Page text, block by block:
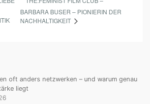
BARBARA BUSER – PIONIERIN DER
NACHHALTIGKEIT
oft anders netzwerken – und warum genau
liegt